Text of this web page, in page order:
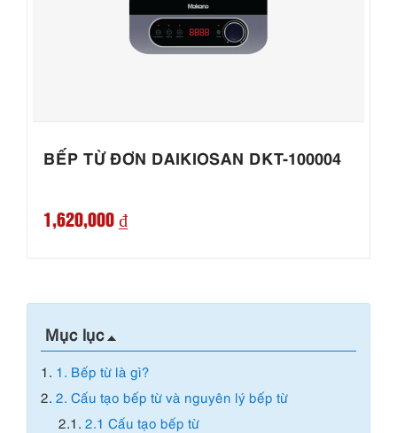
BẾP TỪ ĐƠN DAIKIOSAN DKT-100004
1,620,000 ₫
Mục lục
1. 1. Bếp từ là gì?
2. 2. Cấu tạo bếp từ và nguyên lý bếp từ
2.1. 2.1 Cấu tạo bếp từ